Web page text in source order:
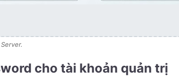
cho tài khoản quản trị